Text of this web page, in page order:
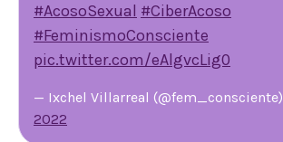
#AcosoSexual #CiberAcoso
#FeminismoConsciente
pic.twitter.com/eAlgvcLig0
— Ixchel Villarreal (@fem_consciente)
2022